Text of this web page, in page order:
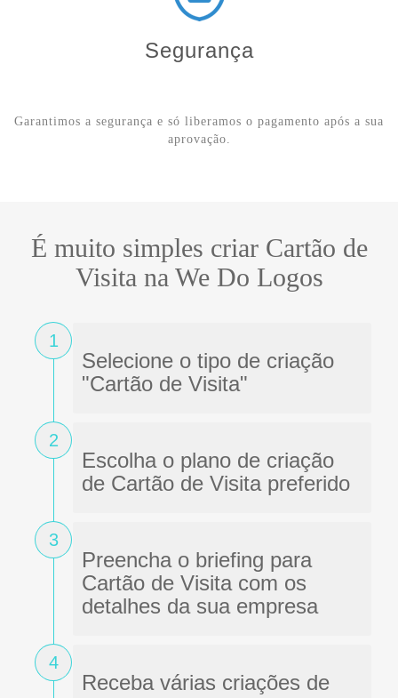
Segurança
Garantimos a segurança e só liberamos o pagamento após a sua
aprovação.
É muito simples criar Cartão de
Visita na We Do Logos
1
Selecione o tipo de criação
"Cartão de Visita"
2
Escolha o plano de criação
de Cartão de Visita preferido
3
Preencha o briefing para
Cartão de Visita com os
detalhes da sua empresa
4
Receba várias criações de